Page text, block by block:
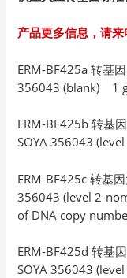
产品更多信息，请来
ERM-BF425a 转基
356043 (blank) 1
ERM-BF425b 转基
SOYA 356043
ERM-BF425c 转基
356043 (level 2-
of DNA copy
ERM-BF425d 转基
SOYA 356043